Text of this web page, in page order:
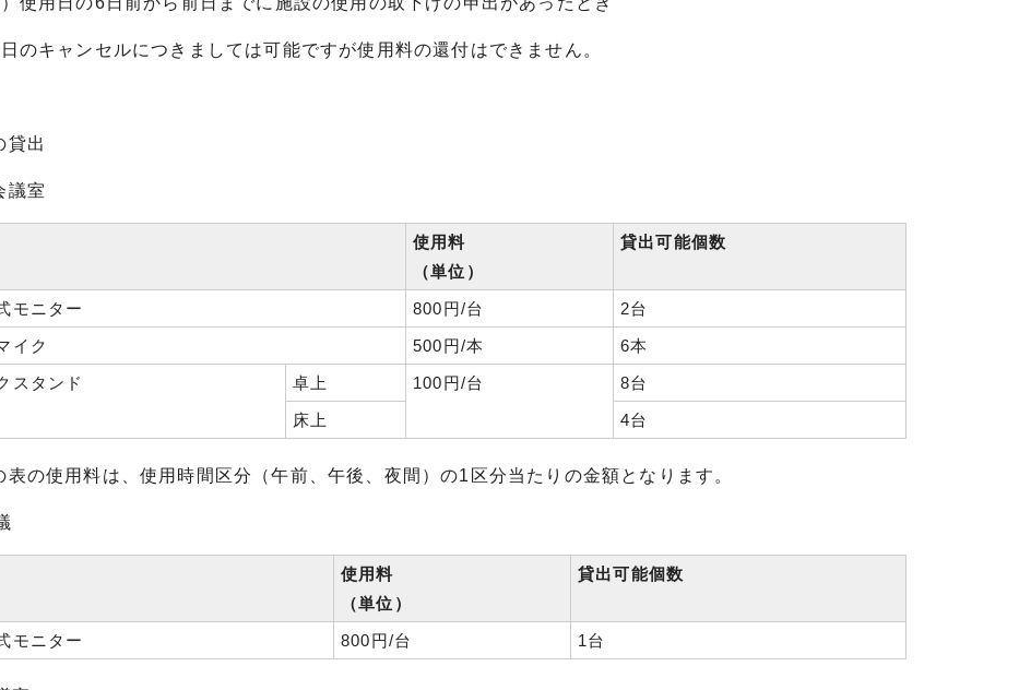
のキャンセルにつきましては可能ですが使用料の還付はできません。
貸出
議室
使用料
（単位）
貸出可能個数
モニター 800円/台
2台
イク
500円/本
6本
スタンド
卓上 100円/台
8台
床上
4台
の使用料は、使用時間区分（午前、午後、夜間）の1区分当たりの金額となります。
使用料
（単位）
貸出可能個数
モニター 800円/台 1台